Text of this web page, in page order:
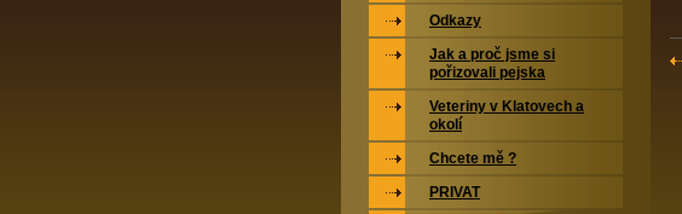
Odkazy
Jak a proč jsme si
pořizovali pejska
Veteriny v Klatovech a
okolí
Chcete mě ?
PRIVAT